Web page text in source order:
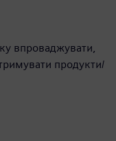
впроваджувати,
продукти/